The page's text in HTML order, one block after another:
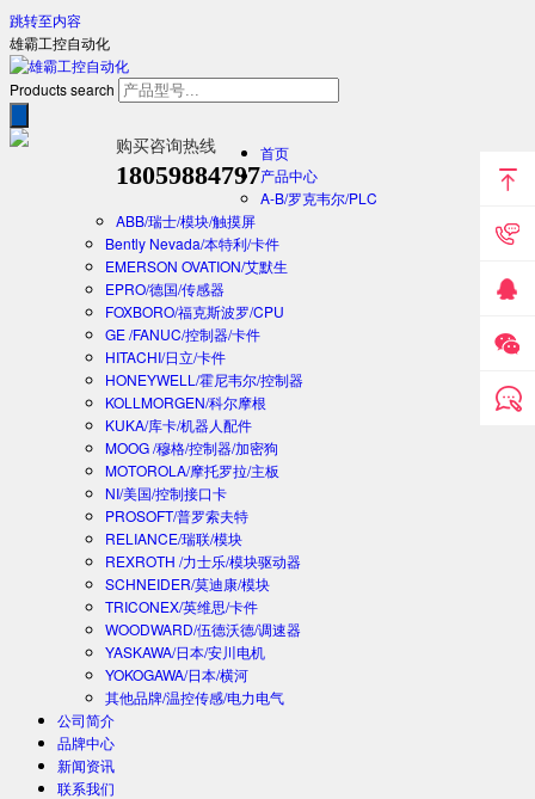
跳转至内容
雄霸工控自动化
Products search
购买咨询热线
18059884797
首页
产品中心
A-B/罗克韦尔/PLC
ABB/瑞士/模块/触摸屏
Bently Nevada/本特利/卡件
EMERSON OVATION/艾默生
EPRO/德国/传感器
FOXBORO/福克斯波罗/CPU
GE /FANUC/控制器/卡件
HITACHI/日立/卡件
HONEYWELL/霍尼韦尔/控制器
KOLLMORGEN/科尔摩根
KUKA/库卡/机器人配件
MOOG /穆格/控制器/加密狗
MOTOROLA/摩托罗拉/主板
NI/美国/控制接口卡
PROSOFT/普罗索夫特
RELIANCE/瑞联/模块
REXROTH /力士乐/模块驱动器
SCHNEIDER/莫迪康/模块
TRICONEX/英维思/卡件
WOODWARD/伍德沃德/调速器
YASKAWA/日本/安川电机
YOKOGAWA/日本/横河
其他品牌/温控传感/电力电气
公司简介
品牌中心
新闻资讯
联系我们